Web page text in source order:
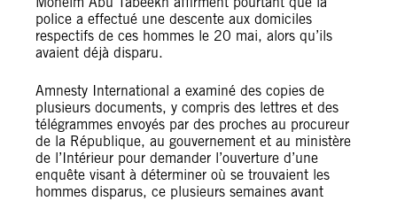
police a effectué une descente aux domiciles
respectifs de ces hommes le 20 mai, alors qu’ils
avaient déjà disparu.
Amnesty International a examiné des copies de
plusieurs documents, y compris des lettres et des
télégrammes envoyés par des proches au procureur
de la République, au gouvernement et au ministère
de l’Intérieur pour demander l’ouverture d’une
enquête visant à déterminer où se trouvaient les
hommes disparus, ce plusieurs semaines avant